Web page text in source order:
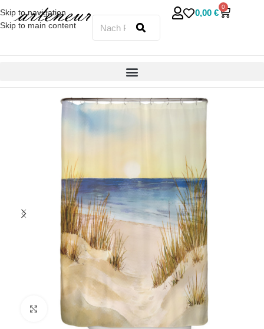
Skip to navigation
Skip to main content
0,00 €
0
Click to enlarge